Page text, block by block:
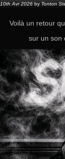
10th Avr 2026 by Tonton
Voilà un retour
sur un son